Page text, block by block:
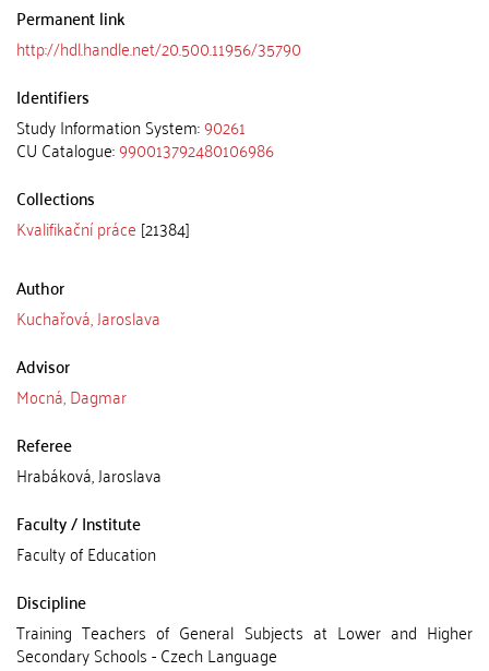
Permanent link
http://hdl.handle.net/20.500.11956/35790
Identifiers
Study Information System:90261
CU Catalogue:990013792480106986
Collections
Kvalifikační práce [21384]
Author
Kuchařová, Jaroslava
Advisor
Mocná, Dagmar
Referee
Hrabáková, Jaroslava
Faculty / Institute
Faculty of Education
Discipline
Training Teachers of General Subjects at Lower and Higher
Secondary Schools - Czech Language